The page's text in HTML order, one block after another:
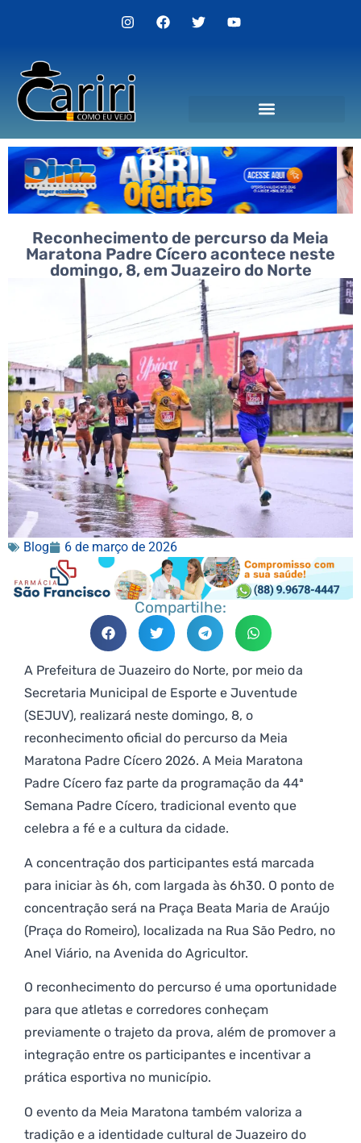
Reconhecimento de percurso da Meia
Maratona Padre Cícero acontece neste
domingo, 8, em Juazeiro do Norte
Blog 6 de março de 2026
Compartilhe:
A Prefeitura de Juazeiro do Norte, por meio da
Secretaria Municipal de Esporte e Juventude
(SEJUV), realizará neste domingo, 8, o
reconhecimento oficial do percurso da Meia
Maratona Padre Cícero 2026. A Meia Maratona
Padre Cícero faz parte da programação da 44ª
Semana Padre Cícero, tradicional evento que
celebra a fé e a cultura da cidade.
A concentração dos participantes está marcada
para iniciar às 6h, com largada às 6h30. O ponto de
concentração será na Praça Beata Maria de Araújo
(Praça do Romeiro), localizada na Rua São Pedro, no
Anel Viário, na Avenida do Agricultor.
O reconhecimento do percurso é uma oportunidade
para que atletas e corredores conheçam
previamente o trajeto da prova, além de promover a
integração entre os participantes e incentivar a
prática esportiva no município.
O evento da Meia Maratona também valoriza a
tradição e a identidade cultural de Juazeiro do